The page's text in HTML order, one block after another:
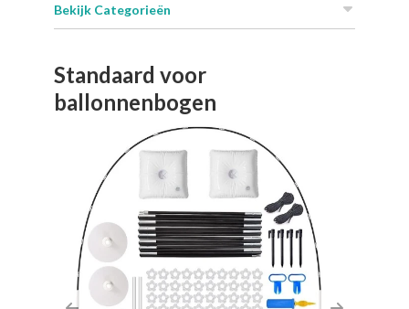
Bekijk Categorieën
Standaard voor
ballonnenbogen